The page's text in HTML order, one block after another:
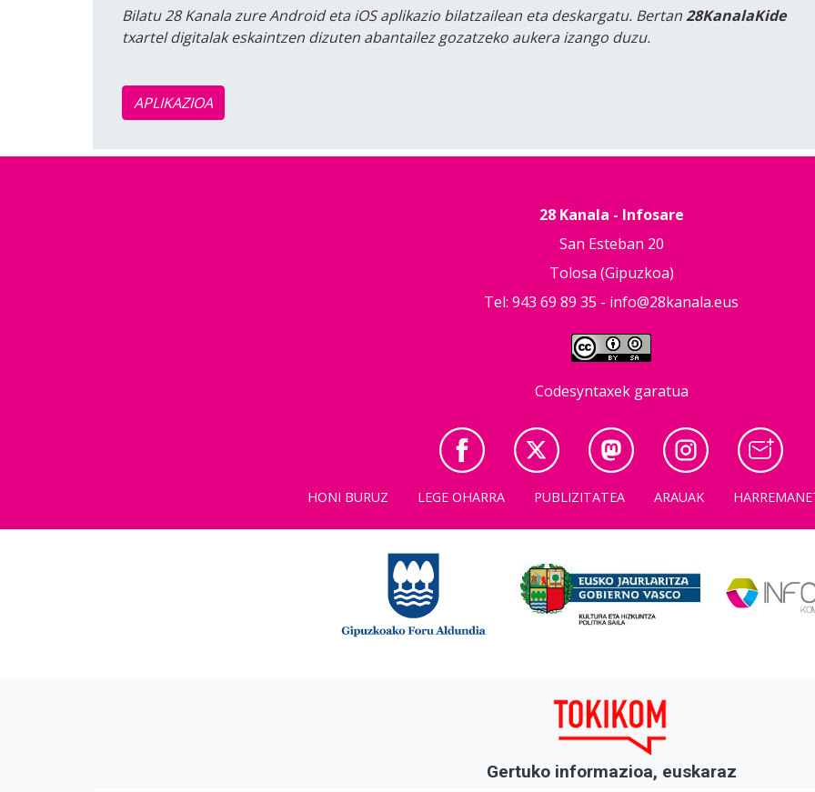
Bilatu 28 Kanala zure Android eta iOS aplikazio bilatzailean eta deskargatu. Bertan28KanalaKide
txartel digitalak eskaintzen dizuten abantailez gozatzeko aukera izango duzu.
APLIKAZIOA
28 Kanala - Infosare
San Esteban 20
Tolosa (Gipuzkoa)
Tel: 943 69 89 35 - info@28kanala.eus
Codesyntaxek garatua
HONI BURUZ LEGE OHARRA PUBLIZITATEA ARAUAK
Gertuko informazioa, euskaraz